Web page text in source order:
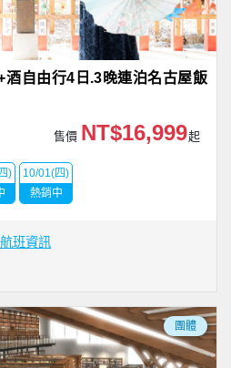
酒自由行4日.3晚連泊名古屋飯
售價 NT$16,999起
)
10/01(四)
熱銷中
航班資訊
團體